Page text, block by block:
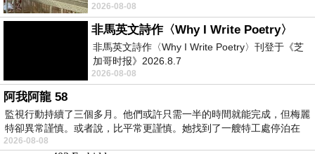
顧都會去看一下。他們偶爾會引進 C
2026-08-08
非馬英文詩作〈Why I Write Poetry〉
非馬英文詩作〈Why I Write Poetry〉刊登于《芝
加哥时报》2026.8.7
2026-08-08
阿我阿龍 58
監視行動持續了三個多月。他們或許只需一半的時間就能完成，但梅麗
特卻異常謹慎。或者說，比平常更謹慎。她找到了一艘特工處停泊在
2026-08-08